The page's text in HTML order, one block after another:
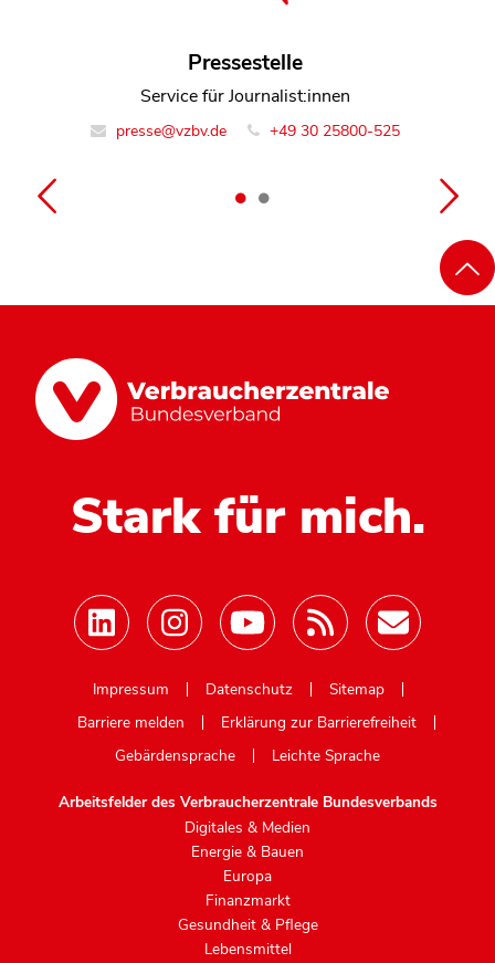
Pressestelle
Service für Journalist:innen
presse@vzbv.de +49 30 25800-525
David Bode
Referent Team Rechtsdurchsetzung
info@vzbv.de +49 30 25800-0
Stark für mich.
Impressum
Datenschutz
Sitemap
Barriere melden
Erklärung zur Barrierefreiheit
Gebärdensprache
Leichte Sprache
Arbeitsfelder des Verbraucherzentrale Bundesverbands
Digitales & Medien
Energie & Bauen
Europa
Finanzmarkt
Gesundheit & Pflege
Lebensmittel